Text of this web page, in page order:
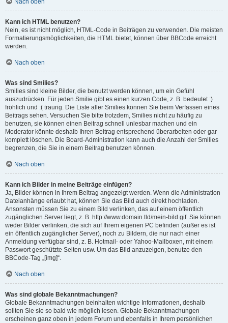
Nach oben
Kann ich HTML benutzen?
Nein, es ist nicht möglich, HTML-Code in Beiträgen zu verwenden. Die meisten
Formatierungsmöglichkeiten, die HTML bietet, können über BBCode erreicht
werden.
Nach oben
Was sind Smilies?
Smilies sind kleine Bilder, die benutzt werden können, um ein Gefühl
auszudrücken. Für jeden Smilie gibt es einen kurzen Code, z. B. bedeutet :)
fröhlich und :( traurig. Die Liste aller Smilies können Sie beim Verfassen eines
Beitrags sehen. Versuchen Sie bitte trotzdem, Smilies nicht zu häufig zu
benutzen, sie können einen Beitrag schnell unlesbar machen und ein
Moderator könnte deshalb Ihren Beitrag entsprechend überarbeiten oder gar
komplett löschen. Die Board-Administration kann auch die Anzahl der Smilies
begrenzen, die Sie in einem Beitrag benutzen können.
Nach oben
Kann ich Bilder in meine Beiträge einfügen?
Ja, Bilder können in Ihrem Beitrag angezeigt werden. Wenn die Administration
Dateianhänge erlaubt hat, können Sie das Bild auch direkt hochladen.
Ansonsten müssen Sie zu einem Bild verlinken, das auf einem öffentlich
zugänglichen Server liegt, z. B. http://www.domain.tld/mein-bild.gif. Sie können
weder Bilder verlinken, die sich auf Ihrem eigenen PC befinden (außer es ist
ein öffentlich zugänglicher Server), noch zu Bildern, die nur nach einer
Anmeldung verfügbar sind, z. B. Hotmail- oder Yahoo-Mailboxen, mit einem
Passwort geschützte Seiten usw. Um das Bild anzuzeigen, benutze den
BBCode-Tag „[img]“.
Nach oben
Was sind globale Bekanntmachungen?
Globale Bekanntmachungen beinhalten wichtige Informationen, deshalb
sollten Sie sie so bald wie möglich lesen. Globale Bekanntmachungen
erscheinen ganz oben in jedem Forum und ebenfalls in Ihrem persönlichen